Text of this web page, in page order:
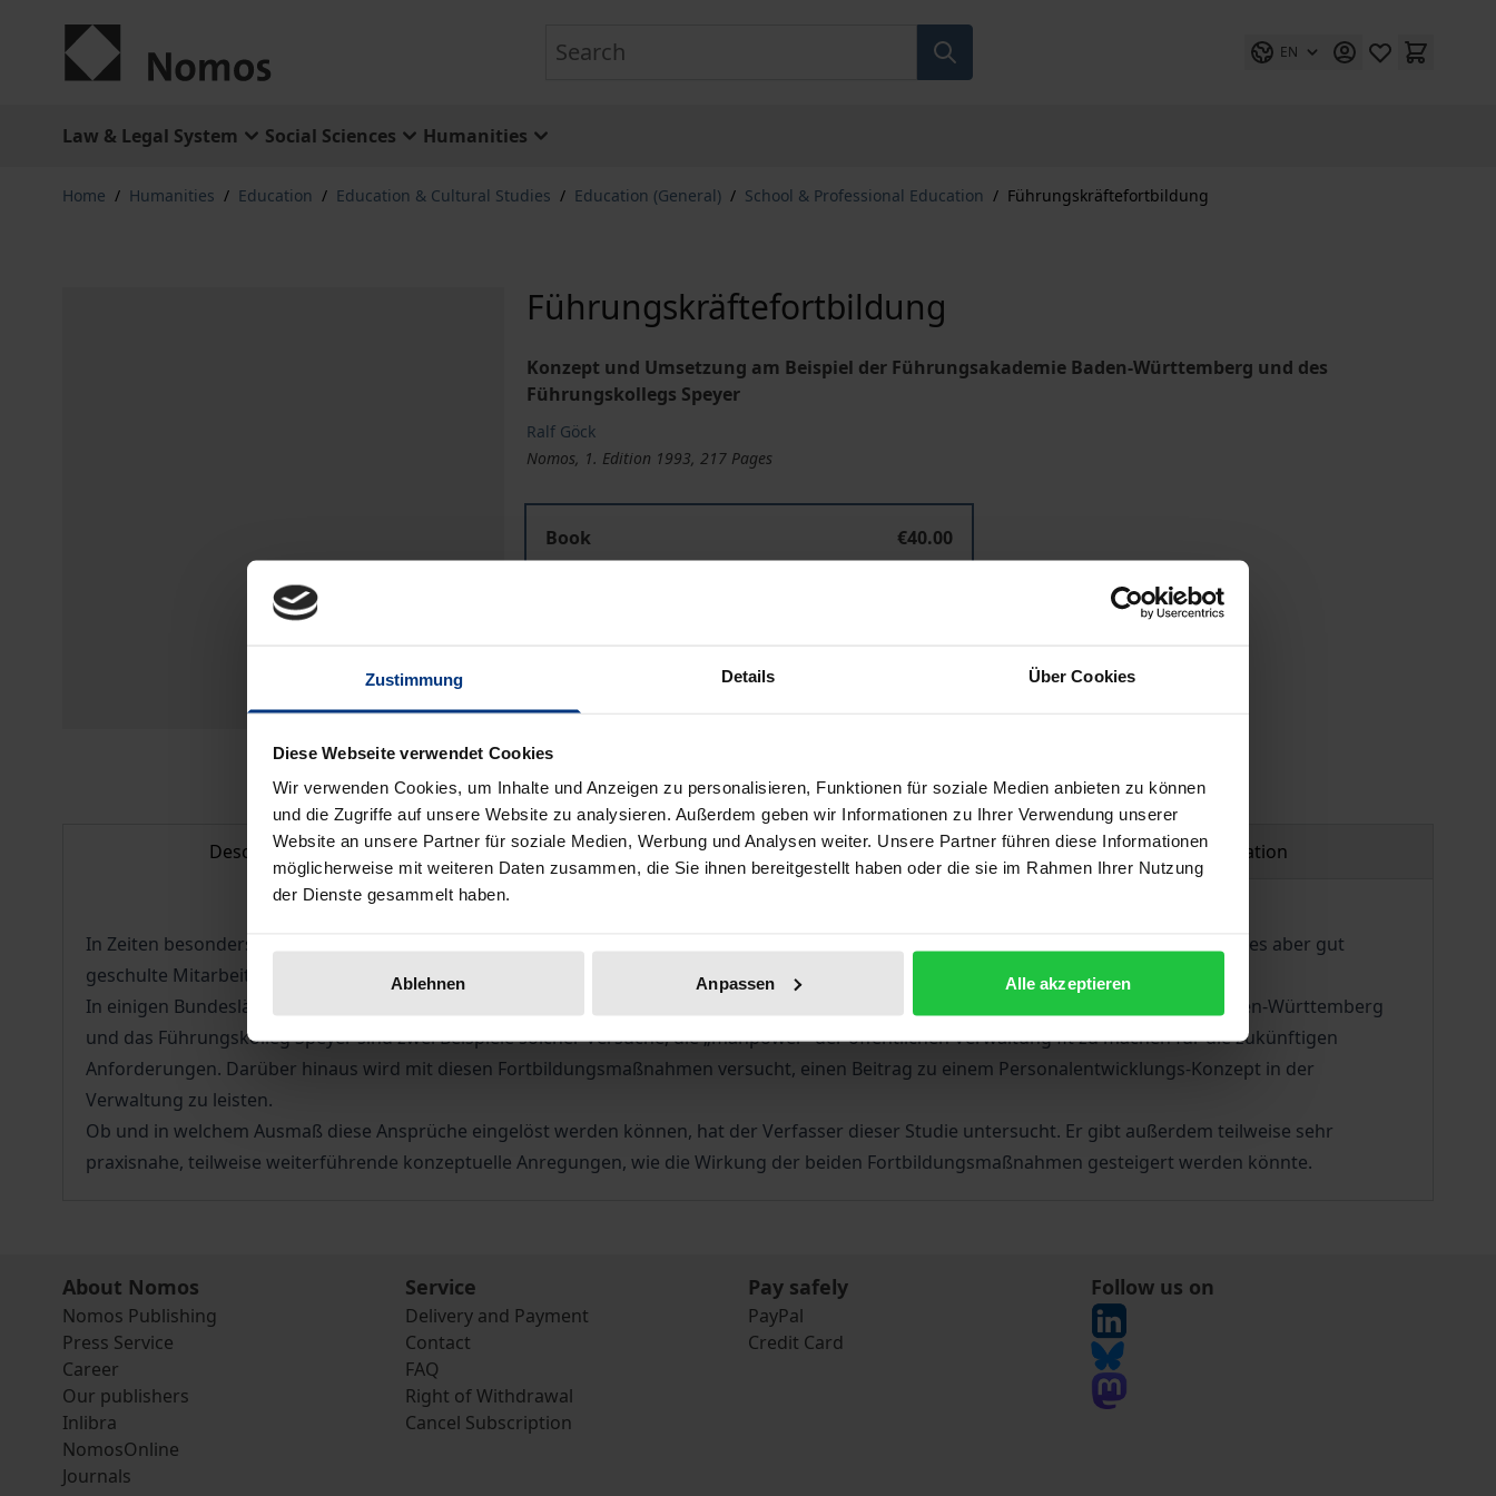
Zustimmung Details Über Cookies
Diese Webseite verwendet Cookies
Wir verwenden Cookies, um Inhalte und Anzeigen zu personalisieren, Funktionen für soziale Medien anbieten zu können
und die Zugriffe auf unsere Website zu analysieren. Außerdem geben wir Informationen zu Ihrer Verwendung unserer
Website an unsere Partner für soziale Medien, Werbung und Analysen weiter. Unsere Partner führen diese Informationen
möglicherweise mit weiteren Daten zusammen, die Sie ihnen bereitgestellt haben oder die sie im Rahmen Ihrer Nutzung
der Dienste gesammelt haben.
Ablehnen Anpassen Alle akzeptieren
EN
Law & Legal System Social Sciences Humanities
Home / Humanities / Education / Education & Cultural Studies / Education (General) / School & Professional Education / Führungskräftefortbildung
Führungskräftefortbildung
Konzept und Umsetzung am Beispiel der Führungsakademie Baden-Württemberg und des
Führungskollegs Speyer
Ralf Göck
Nomos, 1. Edition 1993, 217 Pages
Book
€40.00
Description Bibliographical data Product safety information
In Zeiten besonders knapper Staatskassen kommt es besonders auf eine effiziente und effektive öffentliche Verwaltung an. Dazu braucht es aber gut
geschulte Mitarbeiter und Führungskräfte.
In einigen Bundesländern hat man sich der Führungskräftefortbildung besonders angenommen. Die Führungsakademie des Landes Baden-Württemberg
und das Führungskolleg Speyer sind zwei Beispiele solcher Versuche, die „manpower“ der öffentlichen Verwaltung fit zu machen für die zukünftigen
Anforderungen. Darüber hinaus wird mit diesen Fortbildungsmaßnahmen versucht, einen Beitrag zu einem Personalentwicklungs-Konzept in der
Verwaltung zu leisten.
Ob und in welchem Ausmaß diese Ansprüche eingelöst werden können, hat der Verfasser dieser Studie untersucht. Er gibt außerdem teilweise sehr
praxisnahe, teilweise weiterführende konzeptuelle Anregungen, wie die Wirkung der beiden Fortbildungsmaßnahmen gesteigert werden könnte.
About Nomos
Nomos Publishing
Press Service
Career
Our publishers
Inlibra
NomosOnline
Journals
Service
Delivery and Payment
Contact
FAQ
Right of Withdrawal
Cancel Subscription
Pay safely
PayPal
Credit Card
Follow us on